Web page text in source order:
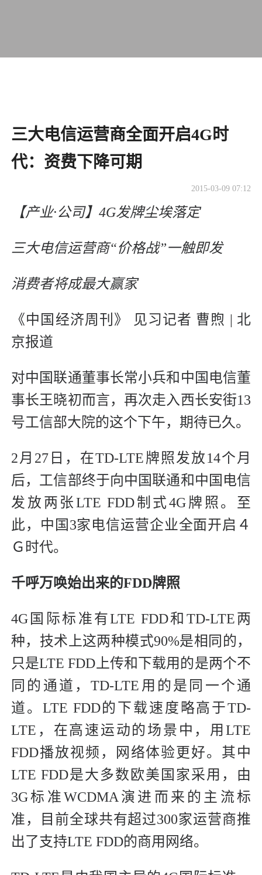
三大电信运营商全面开启4G时
代：资费下降可期
2015-03-09 07:12
【产业·公司】4G发牌尘埃落定
三大电信运营商“价格战”一触即发
消费者将成最大赢家
《中国经济周刊》 见习记者 曹煦 | 北
京报道
对中国联通董事长常小兵和中国电信董
事长王晓初而言，再次走入西长安街13
号工信部大院的这个下午，期待已久。
2月27日，在TD-LTE牌照发放14个月
后，工信部终于向中国联通和中国电信
发放两张LTE FDD制式4G牌照。至
此，中国3家电信运营企业全面开启４
Ｇ时代。
千呼万唤始出来的FDD牌照
4G国际标准有LTE FDD和TD-LTE两
种，技术上这两种模式90%是相同的，
只是LTE FDD上传和下载用的是两个不
同的通道，TD-LTE用的是同一个通
道。LTE FDD的下载速度略高于TD-
LTE，在高速运动的场景中，用LTE
FDD播放视频，网络体验更好。其中
LTE FDD是大多数欧美国家采用，由
3G标准WCDMA演进而来的主流标
准，目前全球共有超过300家运营商推
出了支持LTE FDD的商用网络。